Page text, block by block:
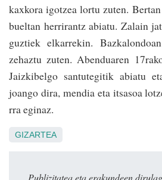
kaxkora igotzea lortu zuten.
bueltan herrirantz abiatu. Zalain
guztiek elkarrekin.
zehaztu zuten. Abenduaren
Jaizkibelgo santutegitik abiatu
joango dira, mendia eta itsasoa
rra eginaz.
GIZARTEA
Publizitatea eta erakundeen